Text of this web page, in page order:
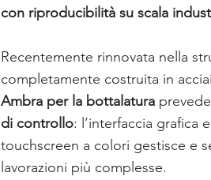
con riproducibilità su scala
Recentemente rinnovata nella
completamente costruita in
Ambra per la bottalatura
di controllo: l’interfaccia grafica
touchscreen a colori gestisce e
lavorazioni più complesse.